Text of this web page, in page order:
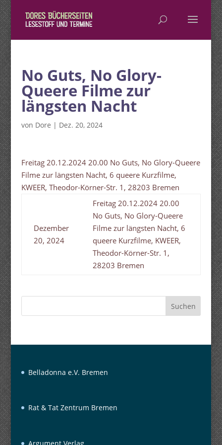
No Guts, No Glory-
Queere Filme zur
längsten Nacht
von Dore | Dez. 20, 2024
Freitag 20.12.2024 20.00 No Guts, No Glory-Queere
Filme zur längsten Nacht, 6 queere Kurzfilme,
KWEER, Theodor-Körner-Str. 1, 28203 Bremen
Dezember
20, 2024
Freitag 20.12.2024 20.00
No Guts, No Glory-Queere
Filme zur längsten Nacht, 6
queere Kurzfilme, KWEER,
Theodor-Körner-Str. 1,
28203 Bremen
Suchen
Belladonna e.V. Bremen
Rat & Tat Zentrum Bremen